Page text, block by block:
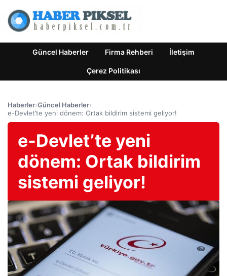
Güncel Haberler Firma Rehberi İletişim
Çerez Politikası
Haberler›Güncel Haberler›
e-Devlet’te yeni dönem: Ortak bildirim sistemi geliyor!
e-Devlet’te yeni
dönem: Ortak bildirim
sistemi geliyor!